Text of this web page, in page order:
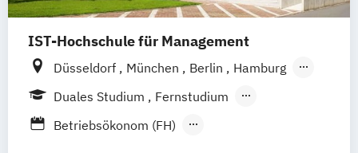
IST-Hochschule für Management
Düsseldorf München Berlin
Hamburg
Weil am Rhein
Frankfurt am Main
Duales Studium
Fernstudium
Fernlehrgang
Betriebsökonom (FH)